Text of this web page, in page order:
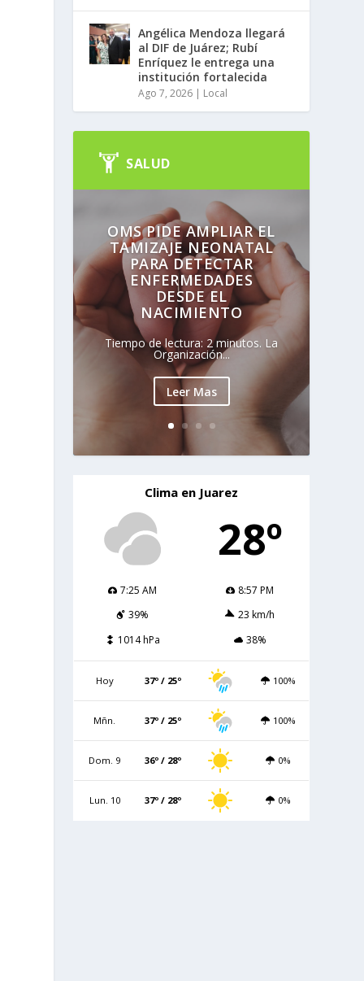
Angélica Mendoza llegará
al DIF de Juárez; Rubí
Enríquez le entrega una
institución fortalecida
Ago 7, 2026 | Local
SALUD
OMS PIDE AMPLIAR EL
TAMIZAJE NEONATAL
PARA DETECTAR
ENFERMEDADES
DESDE EL
NACIMIENTO
Tiempo de lectura: 2 minutos. La
Organización...
Leer Mas
Clima en Juarez
28º
7:25 AM
8:57 PM
39%
23 km/h
1014 hPa
38%
Hoy 37º / 25º 100%
Mñn. 37º / 25º 100%
Dom. 9 36º / 28º 0%
Lun. 10 37º / 28º 0%